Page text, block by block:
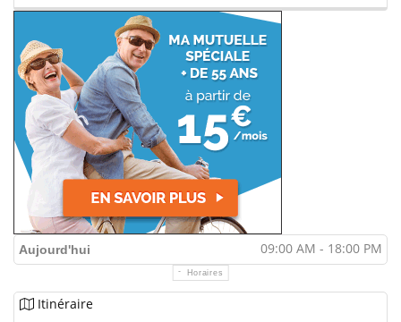
Aujourd'hui 09:00 AM - 18:00 PM
Horaires
Itinéraire